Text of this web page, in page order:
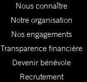
Nous connaître
Notre organisation
Nos engagements
Transparence financière
Devenir bénévole
Recrutement